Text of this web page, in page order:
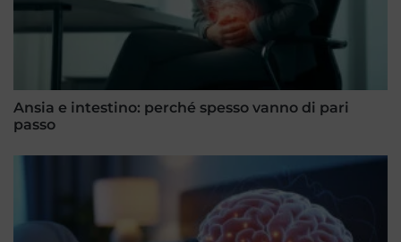
Ansia e intestino: perché spesso vanno di pari
passo